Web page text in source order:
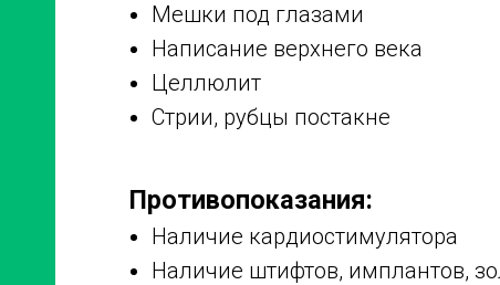
Мешки под глазами
Написание верхнего века
Целлюлит
Стрии, рубцы постакне
Противопоказания:
Наличие кардиостимулятора
Наличие штифтов, имплантов,